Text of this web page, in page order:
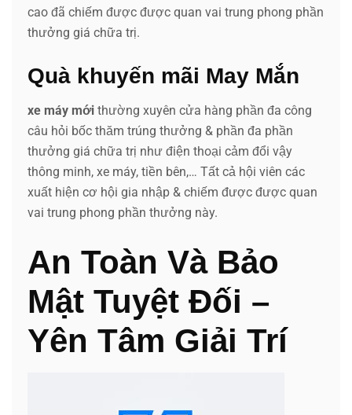
cao đã chiếm được được quan vai trung phong phần
thưởng giá chữa trị.
Quà khuyến mãi May Mắn
xe máy mới thường xuyên cửa hàng phần đa công
câu hỏi bốc thăm trúng thưởng & phần đa phần
thưởng giá chữa trị như điện thoại cảm đổi vậy
thông minh, xe máy, tiền bên,… Tất cả hội viên các
xuất hiện cơ hội gia nhập & chiếm được được quan
vai trung phong phần thưởng này.
An Toàn Và Bảo
Mật Tuyệt Đối –
Yên Tâm Giải Trí